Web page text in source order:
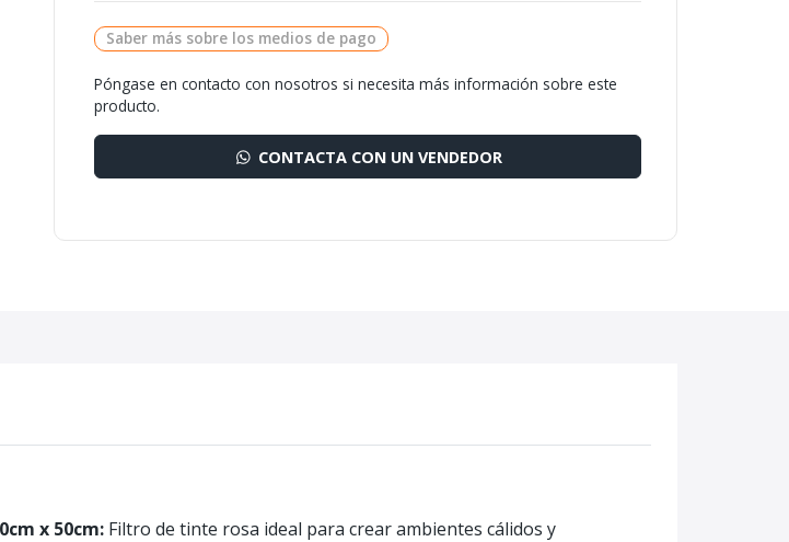
Saber más sobre los medios de pago
Póngase en contacto con nosotros si necesita más información sobre este
producto.
CONTACTA CON UN VENDEDOR
x 50cm: Filtro de tinte rosa ideal para crear ambientes cálidos y